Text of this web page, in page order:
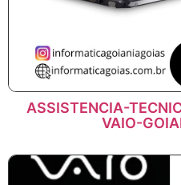
ASSISTENCIA-
VAIO-